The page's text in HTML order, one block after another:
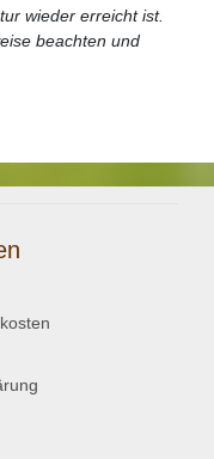
wieder erreicht ist.
beachten und